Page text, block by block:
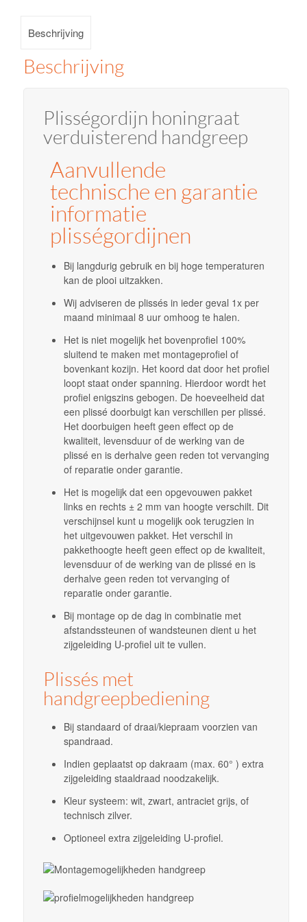
Beschrijving
Beschrijving
Plisségordijn honingraat
verduisterend handgreep
Aanvullende
technische en garantie
informatie
plisségordijnen
Bij langdurig gebruik en bij hoge temperaturen
kan de plooi uitzakken.
Wij adviseren de plissés in ieder geval 1x per
maand minimaal 8 uur omhoog te halen.
Het is niet mogelijk het bovenprofiel 100%
sluitend te maken met montageprofiel of
bovenkant kozijn. Het koord dat door het profiel
loopt staat onder spanning. Hierdoor wordt het
profiel enigszins gebogen. De hoeveelheid dat
een plissé doorbuigt kan verschillen per plissé.
Het doorbuigen heeft geen effect op de
kwaliteit, levensduur of de werking van de
plissé en is derhalve geen reden tot vervanging
of reparatie onder garantie.
Het is mogelijk dat een opgevouwen pakket
links en rechts ± 2 mm van hoogte verschilt. Dit
verschijnsel kunt u mogelijk ook terugzien in
het uitgevouwen pakket. Het verschil in
pakkethoogte heeft geen effect op de kwaliteit,
levensduur of de werking van de plissé en is
derhalve geen reden tot vervanging of
reparatie onder garantie.
Bij montage op de dag in combinatie met
afstandssteunen of wandsteunen dient u het
zijgeleiding U-profiel uit te vullen.
Plissés met
handgreepbediening
Bij standaard of draai/kiepraam voorzien van
spandraad.
Indien geplaatst op dakraam (max. 60° ) extra
zijgeleiding staaldraad noodzakelijk.
Kleur systeem: wit, zwart, antraciet grijs, of
technisch zilver.
Optioneel extra zijgeleiding U-profiel.